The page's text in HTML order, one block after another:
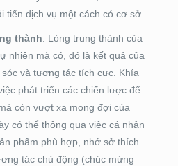
tiến dịch vụ một cách có cơ sở.
thành: Lòng trung thành của
nhiên mà có, đó là kết quả của
và tương tác tích cực. Khía
phát triển các chiến lược để
còn vượt xa mong đợi của
có thể thông qua việc cá nhân
phẩm phù hợp, nhớ sở thích
tác chủ động (chúc mừng